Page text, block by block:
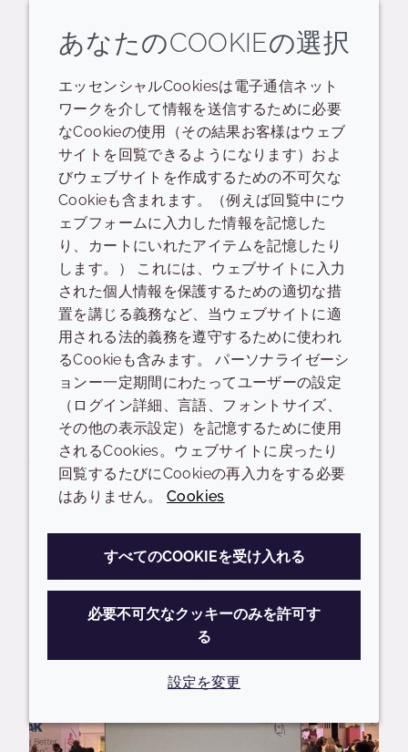
力成分において、性能とサステナビリティがますま
す密接に関連していることを強調しました。
再生可能な原料、発酵、分子設計を組み合わせたバ
イオテクノロジーの進歩により、ヒトの毛髪ケラチ
ンを再現するヴィーガンペプチド配列の開発が可能
となりました。これは、動物由来のケラチンに代わ
る生体模倣型の結合形成ソリューションであるケラ
バイオ K31を通じて紹介されました。
このアプローチは、GAP Peptide Synthesis（GAP
PS）によって支えられています。GAP PSは、原料
や溶剤の使用量を削減し、有害廃棄物を最小限に抑
え、精製プロセスを簡素化し、CMR物質の使用を回
避する、より持続可能なペプチド製造技術であり、
高い性能と環境負荷の低減が両立し得ることを実証
しています。
両セッションとも多くの参加者を集め、聴衆の好奇
心や関心を喚起し、活発な議論を巻き起こすととも
に、イノベーションとサステナビリティにおける思
想的リーダーとしてのクローダビューティーの役割
あなたのCOOKIEの選択
エッセンシャルCookiesは電子通信ネット
ワークを介して情報を送信するために必要
なCookieの使用（その結果お客様はウェブ
サイトを回覧できるようになります）およ
びウェブサイトを作成するための不可欠な
Cookieも含まれます。（例えば回覧中にウ
ェブフォームに入力した情報を記憶した
り、カートにいれたアイテムを記憶したり
します。） これには、ウェブサイトに入力
された個人情報を保護するための適切な措
置を講じる義務など、当ウェブサイトに適
用される法的義務を遵守するために使われ
るCookieも含みます。 パーソナライゼーシ
ョンー一定期間にわたってユーザーの設定
（ログイン詳細、言語、フォントサイズ、
その他の表示設定）を記憶するために使用
されるCookies。ウェブサイトに戻ったり
回覧するたびにCookieの再入力をする必要
はありません。Cookies
すべてのCOOKIEを受け入れる
必要不可欠なクッキーのみを許可す
る
設定を変更